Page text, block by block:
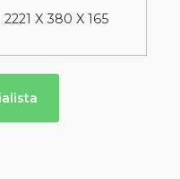
2221 X 380 X 165